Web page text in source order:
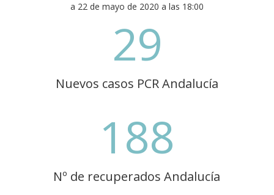
a 22 de mayo de 2020 a las 18:00
29
Nuevos casos PCR Andalucía
188
Nº de recuperados Andalucía